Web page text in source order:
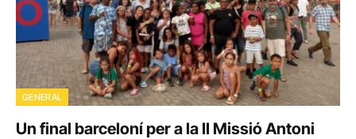
GENERAL
Un final barceloní per a la II Missió Antoni